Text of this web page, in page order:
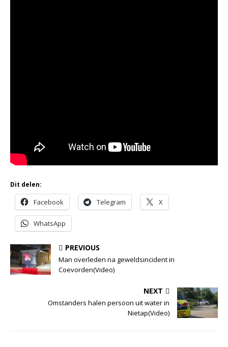
Dit delen:
Facebook Telegram X
WhatsApp
PREVIOUS
Man overleden na geweldsincident in
Coevorden(Video)
NEXT
Omstanders halen persoon uit water in
Nietap(Video)